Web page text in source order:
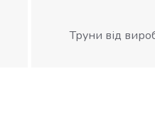
Труни від